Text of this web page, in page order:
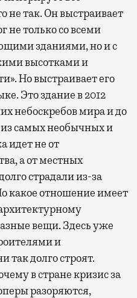
не так. Он выстраивает
не только со всеми
зданиями, но и с
высотками и
Но выстраивает его
Это здание в 2012
небоскребов мира и до
самых необычных и
идет не от
а от местных
страдали из-за
какое отношение имеет
вещи. Здесь уже
и
так долго строят.
в стране кризис за
разоряются,